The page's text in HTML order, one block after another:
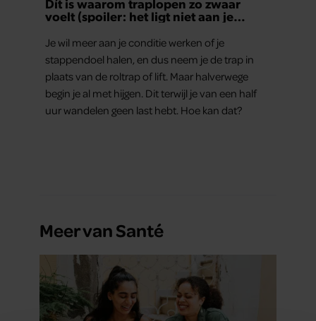
Dít is waarom traplopen zo zwaar
voelt (spoiler: het ligt niet aan je
Je wil meer aan je conditie werken of je
stappendoel halen, en dus neem je de trap in
plaats van de roltrap of lift. Maar halverwege
begin je al met hijgen. Dit terwijl je van een half
uur wandelen geen last hebt. Hoe kan dat?
Meer van Santé